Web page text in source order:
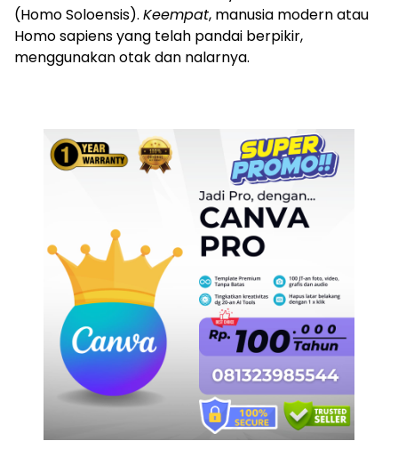
(Homo Soloensis). Keempat, manusia modern atau
Homo sapiens yang telah pandai berpikir,
menggunakan otak dan nalarnya.